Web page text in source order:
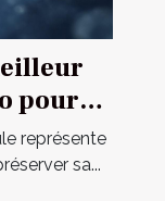
pour
représente
sa...